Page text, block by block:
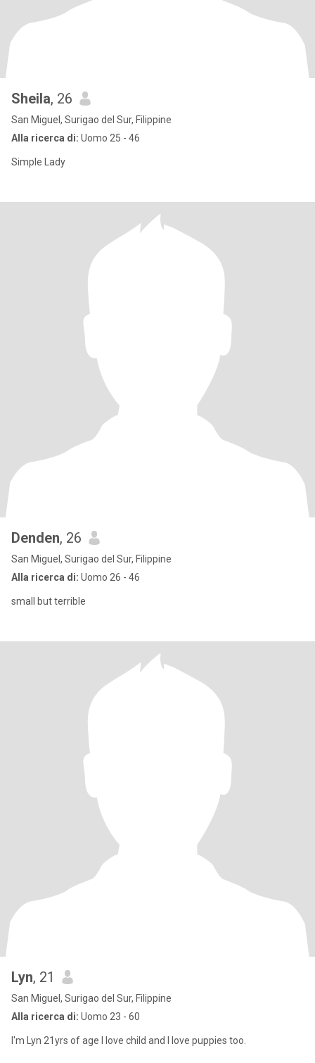
Sheila, 26
San Miguel, Surigao del Sur, Filippine
Alla ricerca di: Uomo 25 - 46
Simple Lady
Denden, 26
San Miguel, Surigao del Sur, Filippine
Alla ricerca di: Uomo 26 - 46
small but terrible
Lyn, 21
San Miguel, Surigao del Sur, Filippine
Alla ricerca di: Uomo 23 - 60
I'm Lyn 21yrs of age I love child and I love puppies too.